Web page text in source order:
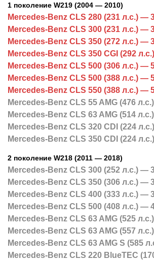
1 поколение W219 (2004 — 2010)
Mercedes-Benz CLS 280 (231 л.с.) —
Mercedes-Benz CLS 300 (231 л.с.) —
Mercedes-Benz CLS 350 (272 л.с.) —
Mercedes-Benz CLS 350 CGI (292
Mercedes-Benz CLS 500 (306 л.с.) —
Mercedes-Benz CLS 500 (388 л.с.) —
Mercedes-Benz CLS 550 (388 л.с.) —
Mercedes-Benz CLS 55 AMG (476
Mercedes-Benz CLS 63 AMG (514
Mercedes-Benz CLS 320 CDI (224
Mercedes-Benz CLS 350 CDI (224
2 поколение W218 (2011 — 2018)
Mercedes-Benz CLS 300 (252 л.с.) —
Mercedes-Benz CLS 350 (306 л.с.) —
Mercedes-Benz CLS 400 (333 л.с.) —
Mercedes-Benz CLS 500 (408 л.с.) —
Mercedes-Benz CLS 63 AMG (525
Mercedes-Benz CLS 63 AMG (557
Mercedes-Benz CLS 63 AMG S (585
Mercedes-Benz CLS 220 BlueTEC